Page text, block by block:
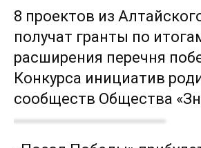
8 проектов из
получат гранты по
расширения перечня
Конкурса инициатив
сообществ Общества